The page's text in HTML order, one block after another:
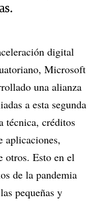
digital
Microsoft
una alianza
a esta segunda
técnica, créditos
aplicaciones,
otros. Esto en el
de la pandemia
pequeñas y